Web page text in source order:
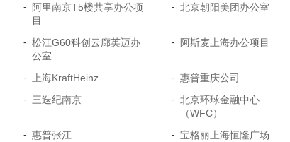
-
阿里南京T5楼共享办公项
目
- 北京朝阳美团办公室
- 松江G60科创云廊英迈办
公室
- 阿斯麦上海办公项目
- 上海KraftHeinz - 惠普重庆公司
- 三迭纪南京 - 北京环球金融中心
（WFC）
- 惠普张江 - 宝格丽上海恒隆广场